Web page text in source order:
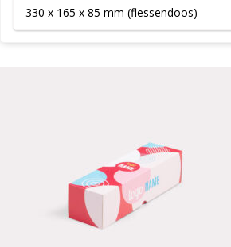
330 x 165 x 85 mm (flessendoos)